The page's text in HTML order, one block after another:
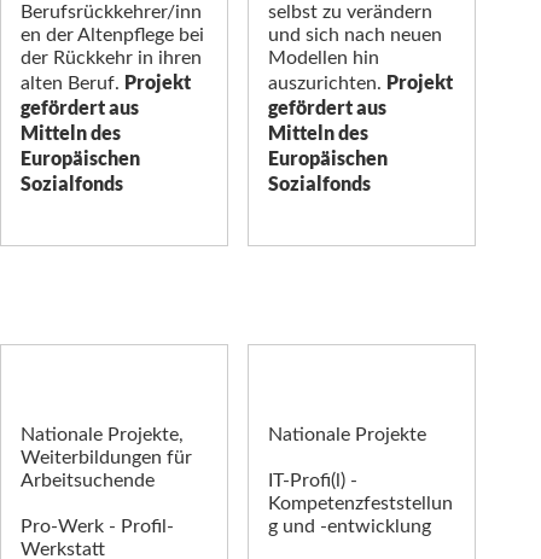
Berufsrückkehrer/inn
en der Altenpflege bei
der Rückkehr in ihren
alten Beruf. Projekt
gefördert aus
Mitteln des
Europäischen
Sozialfonds
selbst zu verändern
und sich nach neuen
Modellen hin
auszurichten. Projekt
gefördert aus
Mitteln des
Europäischen
Sozialfonds
Nationale Projekte,
Weiterbildungen für
Arbeitsuchende
Pro-Werk - Profil-
Werkstatt
Nationale Projekte
IT-Profi(l) -
Kompetenzfeststellun
g und -entwicklung